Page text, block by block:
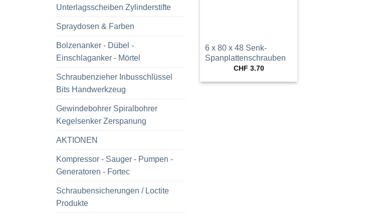
Unterlagsscheiben Zylinderstifte
Spraydosen & Farben
Bolzenanker - Dübel -
Einschlaganker - Mörtel
Schraubenzieher Inbusschlüssel
Bits Handwerkzeug
Gewindebohrer Spiralbohrer
Kegelsenker Zerspanung
AKTIONEN
Kompressor - Sauger - Pumpen -
Generatoren - Fortec
Schraubensicherungen / Loctite
Produkte
6 x 80 x 48 Senk-
Spanplattenschrauben
CHF 3.70